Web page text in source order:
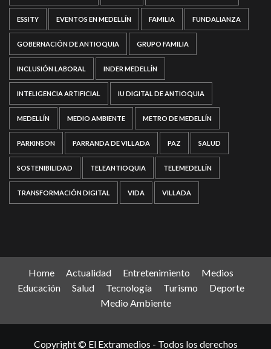
ESSITY EVENTOS EN MEDELLÍN FAMILIA FUNDALIANZA
GOBERNACIÓN DE ANTIOQUIA GRUPO FAMILIA
INCLUSIÓN LABORAL INDER MEDELLÍN
INTELIGENCIA ARTIFICIAL IU DIGITAL DE ANTIOQUIA
MEDELLÍN MEDIO AMBIENTE METRO DE MEDELLÍN
PARKINSON PARRANDA DE VILLADA PAZ SALUD
SOSTENIBILIDAD TELEANTIOQUIA TELEMEDELLÍN
TRANSFORMACIÓN DIGITAL VIDA VILLADA
Home Actualidad Entretenimiento
Medios
Educación
Salud Tecnología Turismo
Deporte
Medio Ambiente
Copyright © El Extramedios - Todos los derechos